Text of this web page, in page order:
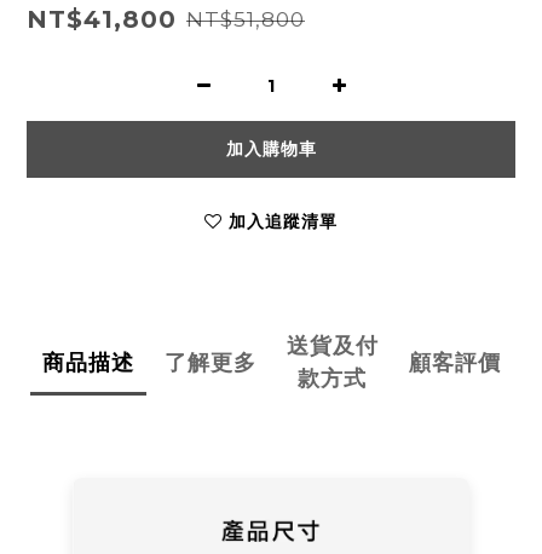
NT$41,800 NT$51,800
加入購物車
加入追蹤清單
商品描述 了解更多
送貨及付
款方式
顧客評價